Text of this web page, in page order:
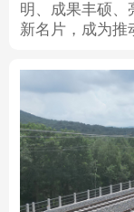
彩票
地方频道
明、成果丰硕、
新名片，成为推